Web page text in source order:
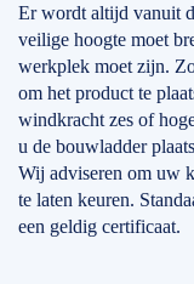
Er wordt altijd vanuit
veilige hoogte moet
werkplek moet zijn.
om het product te
windkracht zes of
u de bouwladder
Wij adviseren om uw
te laten keuren.
een geldig certificaat.